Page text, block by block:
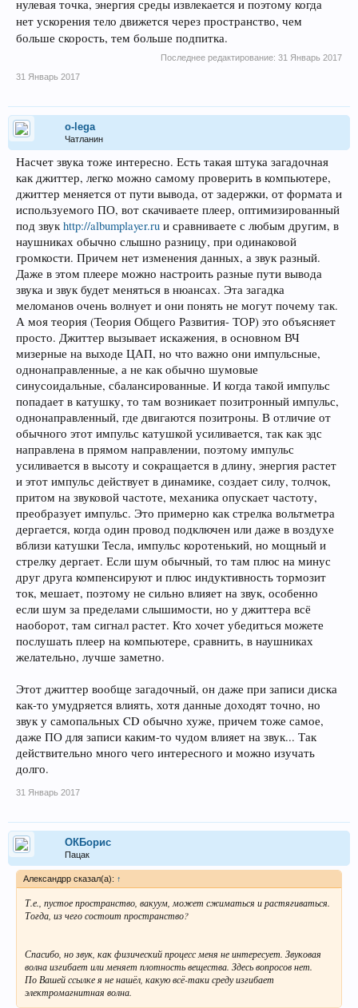
нулевая точка, энергия среды извлекается и поэтому когда
нет ускорения тело движется через пространство, чем
больше скорость, тем больше подпитка.
Последнее редактирование: 31 Январь 2017
31 Январь 2017
o-lega
Чатланин
Насчет звука тоже интересно. Есть такая штука загадочная
как джиттер, легко можно самому проверить в компьютере,
джиттер меняется от пути вывода, от задержки, от формата и
используемого ПО, вот скачиваете плеер, оптимизированный
под звукhttp://albumplayer.ru и сравниваете с любым другим, в
наушниках обычно слышно разницу, при одинаковой
громкости. Причем нет изменения данных, а звук разный.
Даже в этом плеере можно настроить разные пути вывода
звука и звук будет меняться в нюансах. Эта загадка
меломанов очень волнует и они понять не могут почему так.
А моя теория (Теория Общего Развития- ТОР) это объясняет
просто. Джиттер вызывает искажения, в основном ВЧ
мизерные на выходе ЦАП, но что важно они импульсные,
однонаправленные, а не как обычно шумовые
синусоидальные, сбалансированные. И когда такой импульс
попадает в катушку, то там возникает позитронный импульс,
однонаправленный, где двигаются позитроны. В отличие от
обычного этот импульс катушкой усиливается, так как эдс
направлена в прямом направлении, поэтому импульс
усиливается в высоту и сокращается в длину, энергия растет
и этот импульс действует в динамике, создает силу, толчок,
притом на звуковой частоте, механика опускает частоту,
преобразует импульс. Это примерно как стрелка вольтметра
дергается, когда один провод подключен или даже в воздухе
вблизи катушки Тесла, импульс коротенький, но мощный и
стрелку дергает. Если шум обычный, то там плюс на минус
друг друга компенсируют и плюс индуктивность тормозит
ток, мешает, поэтому не сильно влияет на звук, особенно
если шум за пределами слышимости, но у джиттера всё
наоборот, там сигнал растет. Кто хочет убедиться можете
послушать плеер на компьютере, сравнить, в наушниках
желательно, лучше заметно.
Этот джиттер вообще загадочный, он даже при записи диска
как-то умудряется влиять, хотя данные доходят точно, но
звук у самопальных CD обычно хуже, причем тоже самое,
даже ПО для записи каким-то чудом влияет на звук... Так
действительно много чего интересного и можно изучать
долго.
31 Январь 2017
ОКБорис
Пацак
Александрр сказал(а): ↑
Т.е., пустое пространство, вакуум, может сжиматься и растягиваться.
Тогда, из чего состоит пространство?
Спасибо, но звук, как физический процесс меня не интересует. Звуковая
волна изгибает или меняет плотность вещества. Здесь вопросов нет.
По Вашей ссылке я не нашёл, какую всё-таки среду изгибает
электромагнитная волна.